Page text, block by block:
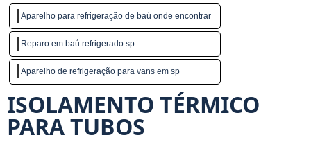
Aparelho para refrigeração de baú onde encontrar
Reparo em baú refrigerado sp
Aparelho de refrigeração para vans em sp
ISOLAMENTO TÉRMICO
PARA TUBOS